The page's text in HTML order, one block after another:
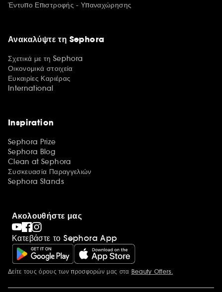
Έντυπο Επιστροφής - Υπαναχώρησης
Ανακαλύψτε τη Sephora
Σχετικά με τη Sephora
Οικονομικά στοιχεία
Ευκαιρίες Καριέρας
International
Inspiration
Sephora Prize
Sephora Blog
Clean at Sephora
Συσκευασία Παραγγελιών
Sephora Stands
Ακολουθήστε μας
Κατεβάστε το Sephora App
Περισσότερες πληροφορίες
Δείτε τους όρους των προσφορών μας στα Beauty Offers.